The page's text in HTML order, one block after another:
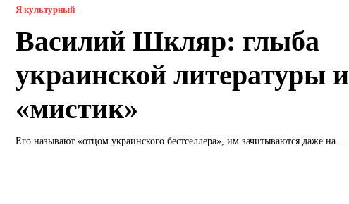
Я культурный
Василий Шкляр: глыба
украинской литературы и
«мистик»
Его называют «отцом украинского бестселлера», им зачитываются даже на...